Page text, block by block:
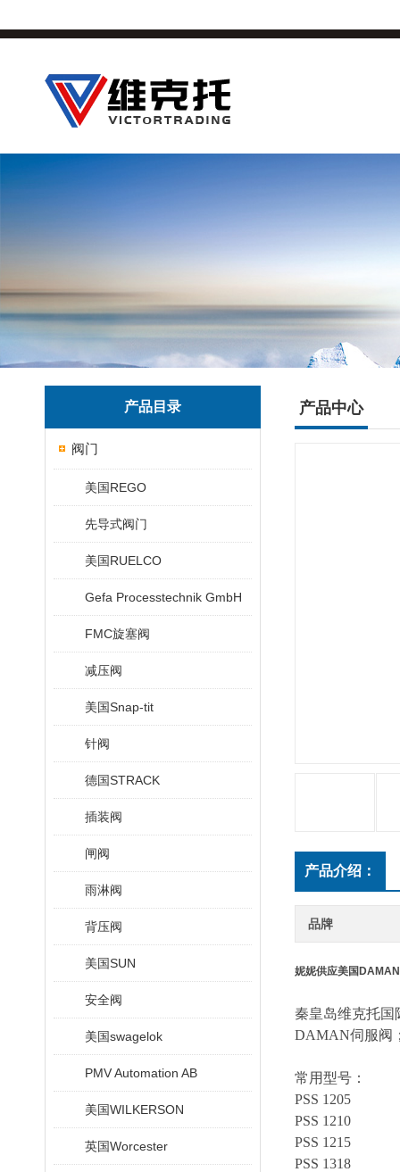
产品目录
阀门
美国REGO
先导式阀门
美国RUELCO
Gefa Processtechnik GmbH
FMC旋塞阀
减压阀
美国Snap-tit
针阀
德国STRACK
插装阀
闸阀
雨淋阀
背压阀
美国SUN
安全阀
美国swagelok
PMV Automation AB
美国WILKERSON
英国Worcester
产品中心
产品介绍：
品牌
妮妮供应美国
秦皇岛维克托国
DAMAN伺服阀
常用型号：
PSS 1205
PSS 1210
PSS 1215
PSS 1318